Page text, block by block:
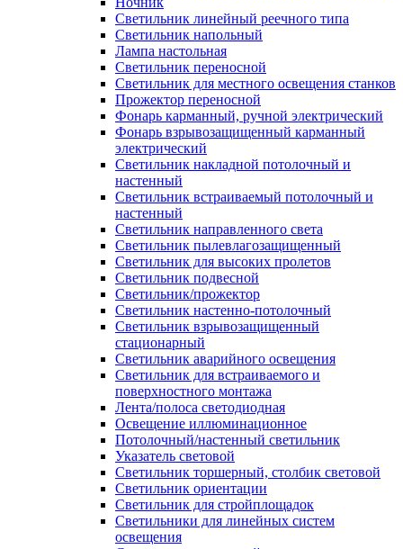
Светильник линейный реечного типа
Светильник напольный
Лампа настольная
Светильник переносной
Светильник для местного освещения станков
Прожектор переносной
Фонарь карманный, ручной электрический
Фонарь взрывозащищенный карманный
электрический
Светильник накладной потолочный и
настенный
Светильник встраиваемый потолочный и
настенный
Светильник направленного света
Светильник пылевлагозащищенный
Светильник для высоких пролетов
Светильник подвесной
Светильник/прожектор
Светильник настенно-потолочный
Светильник взрывозащищенный
стационарный
Светильник аварийного освещения
Светильник для встраиваемого и
поверхностного монтажа
Лента/полоса светодиодная
Освещение иллюминационное
Потолочный/настенный светильник
Указатель световой
Светильник торшерный, столбик световой
Светильник ориентации
Светильник для стройплощадок
Светильники для линейных систем
освещения